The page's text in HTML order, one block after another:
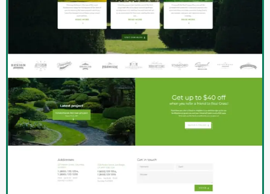
Abteilungsleiter
Yachthafen
Frontend-Entwickler